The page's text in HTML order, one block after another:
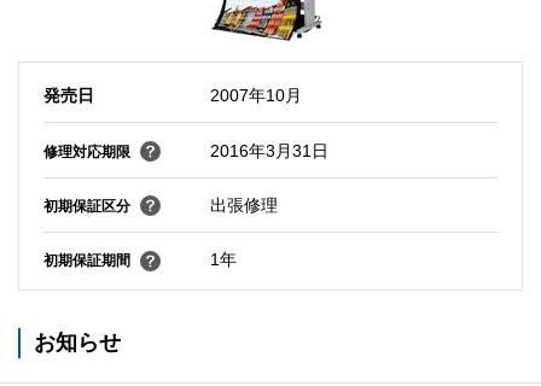
発売日 2007年10月
修理対応期限 2016年3月31日
初期保証区分 出張修理
初期保証期間 1年
お知らせ